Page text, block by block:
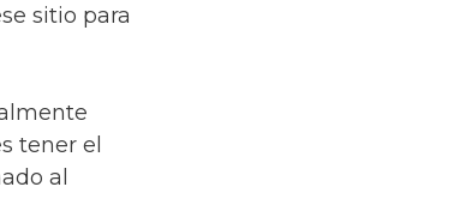
sitio para
tener el
al